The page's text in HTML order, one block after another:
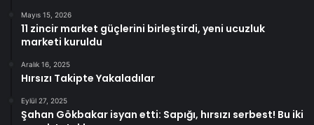
Mayıs 15, 2026
11 zincir market güçlerini birleştirdi, yeni ucuzluk
marketi kuruldu
Aralık 16, 2025
Hırsızı Takipte Yakaladılar
Eylül 27, 2025
Şahan Gökbakar isyan etti: Sapığı, hırsızı serbest! Bu iki